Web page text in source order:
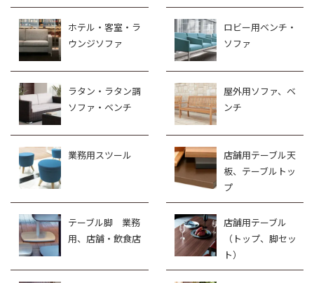
ホテル・客室・ラ
ウンジソファ
ロビー用ベンチ・
ソファ
ラタン・ラタン調
ソファ・ベンチ
屋外用ソファ、ベ
ンチ
業務用スツール
店舗用テーブル天
板、テーブルトッ
プ
テーブル脚 業務
用、店舗・飲食店
店舗用テーブル
（トップ、脚セッ
ト）